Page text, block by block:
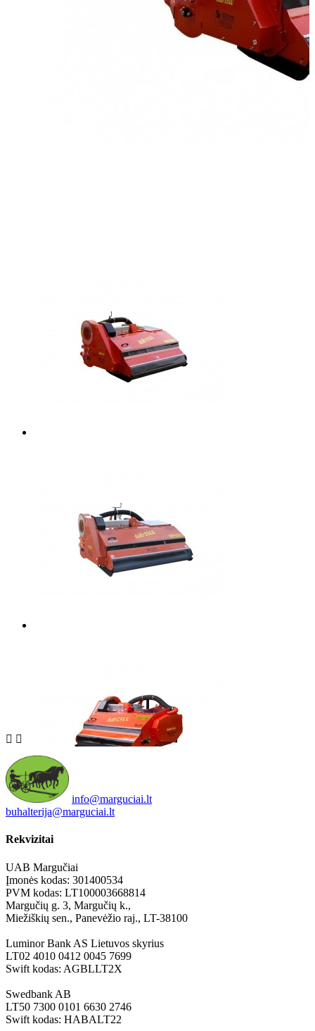
 
info@marguciai.lt
buhalterija@marguciai.lt
Rekvizitai
UAB Margučiai
Įmonės kodas: 301400534
PVM kodas: LT100003668814
Margučių g. 3, Margučių k.,
Miežiškių sen., Panevėžio raj., LT-38100
Luminor Bank AS Lietuvos skyrius
LT02 4010 0412 0045 7699
Swift kodas: AGBLLT2X
Swedbank AB
LT50 7300 0101 6630 2746
Swift kodas: HABALT22